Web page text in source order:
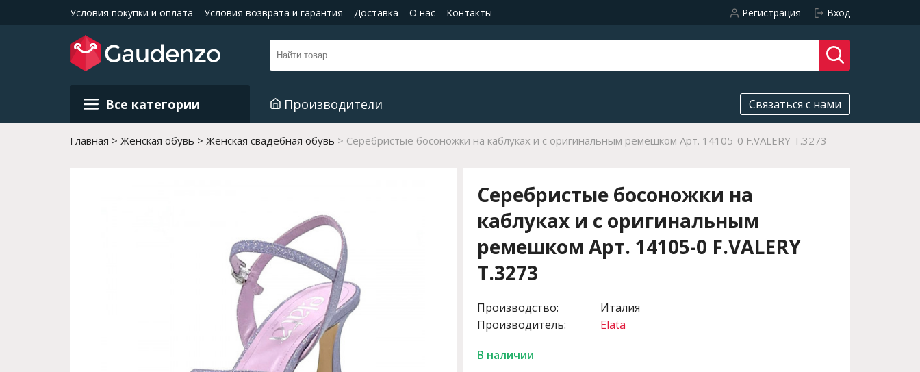
Условия покупки и оплата Условия возврата и гарантия Доставка О нас Контакты Регистрация Вход
Все категории Производители Связаться с нами
Главная Женская обувь Женская свадебная обувь Серебристые босоножки на каблуках и с оригинальным ремешком Арт. 14105-0 F.VALERY T.3273
Серебристые босоножки на
каблуках и с оригинальным
ремешком Арт. 14105-0 F.VALERY
T.3273
Производство:
Производитель:
Италия
Elata
В наличии